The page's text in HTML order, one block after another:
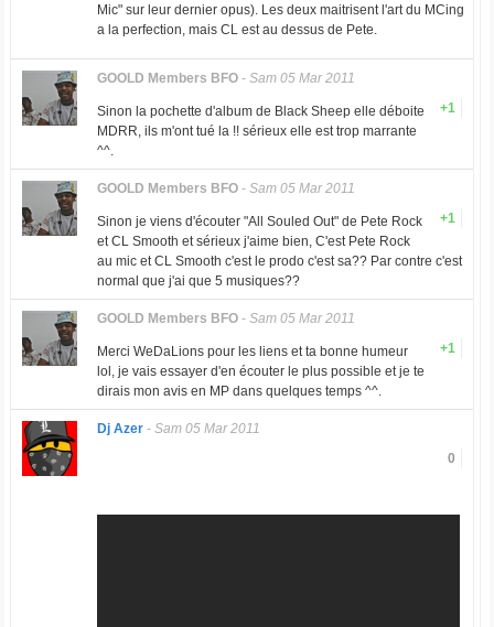
Mic" sur leur dernier opus). Les deux maitrisent l'art du MCing
a la perfection, mais CL est au dessus de Pete.
GOOLD Members BFO- Sam 05 Mar 2011
+1
Sinon la pochette d'album de Black Sheep elle déboite
MDRR, ils m'ont tué la !! sérieux elle est trop marrante
^^.
GOOLD Members BFO- Sam 05 Mar 2011
+1
Sinon je viens d'écouter "All Souled Out" de Pete Rock
et CL Smooth et sérieux j'aime bien, C'est Pete Rock
au mic et CL Smooth c'est le prodo c'est sa?? Par contre c'est
normal que j'ai que 5 musiques??
GOOLD Members BFO- Sam 05 Mar 2011
+1
Merci WeDaLions pour les liens et ta bonne humeur
lol, je vais essayer d'en écouter le plus possible et je te
dirais mon avis en MP dans quelques temps ^^.
Dj Azer- Sam 05 Mar 2011
0